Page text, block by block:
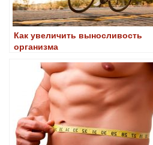
Как увеличить выносливость
организма